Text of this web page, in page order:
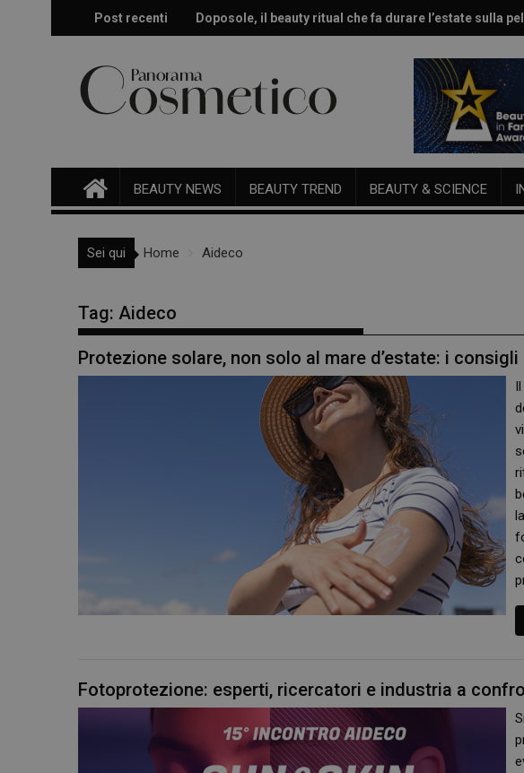
Post recenti Doposole, il beauty ritual che fa durare l’estate sulla
Effetto glow immediato e modulabile per viso e corpo
BEAUTY NEWS BEAUTY TREND BEAUTY & SCIENCE
Sei qui Home Aideco
Tag: Aideco
Protezione solare, non solo al mare d’estate: i
Fotoprotezione: esperti, ricercatori e industria a